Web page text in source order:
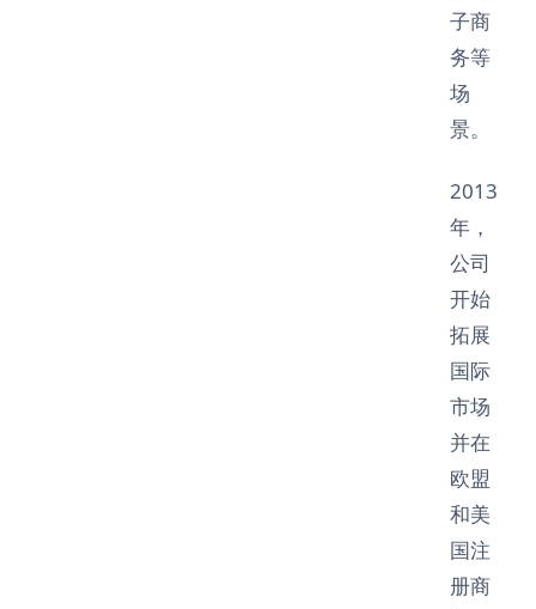
子商
务等
场
景。
2013
年，
公司
开始
拓展
国际
市场
并在
欧盟
和美
国注
册商